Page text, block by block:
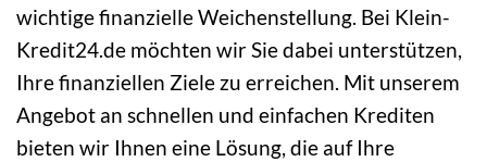
wichtige finanzielle Weichenstellung. Bei Klein-
Kredit24.de möchten wir Sie dabei unterstützen,
Ihre finanziellen Ziele zu erreichen. Mit unserem
Angebot an schnellen und einfachen Krediten
bieten wir Ihnen eine Lösung, die auf Ihre